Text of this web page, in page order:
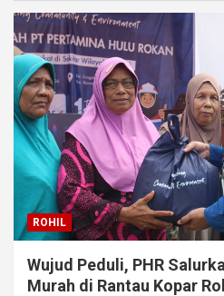
ROHIL
Wujud Peduli, PHR
Murah di Rantau Kopar